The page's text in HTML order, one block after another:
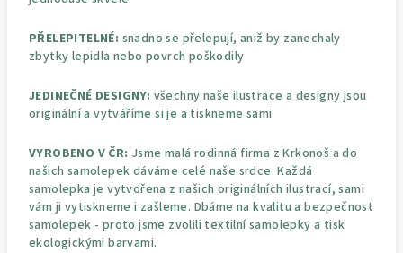
PŘELEPITELNÉ: snadno se přelepují, aniž by zanechaly
zbytky lepidla nebo povrch poškodily
JEDINEČNÉ DESIGNY: všechny naše ilustrace a designy jsou
originální a vytváříme si je a tiskneme sami
VYROBENO V ČR: Jsme malá rodinná firma z Krkonoš a do
našich samolepek dáváme celé naše srdce. Každá
samolepka je vytvořena z našich originálních ilustrací, sami
vám ji vytiskneme i zašleme. Dbáme na kvalitu a bezpečnost
samolepek - proto jsme zvolili textilní samolepky a tisk
ekologickými barvami.